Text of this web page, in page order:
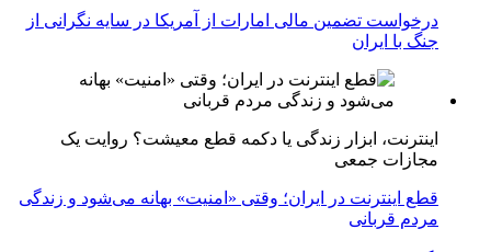
درخواست تضمین مالی امارات از آمریکا در سایه نگرانی از
جنگ با ایران
اینترنت، ابزار زندگی یا دکمه قطع معیشت؟ روایت یک
مجازات جمعی
قطع اینترنت در ایران؛ وقتی «امنیت» بهانه می‌شود و زندگی
مردم قربانی